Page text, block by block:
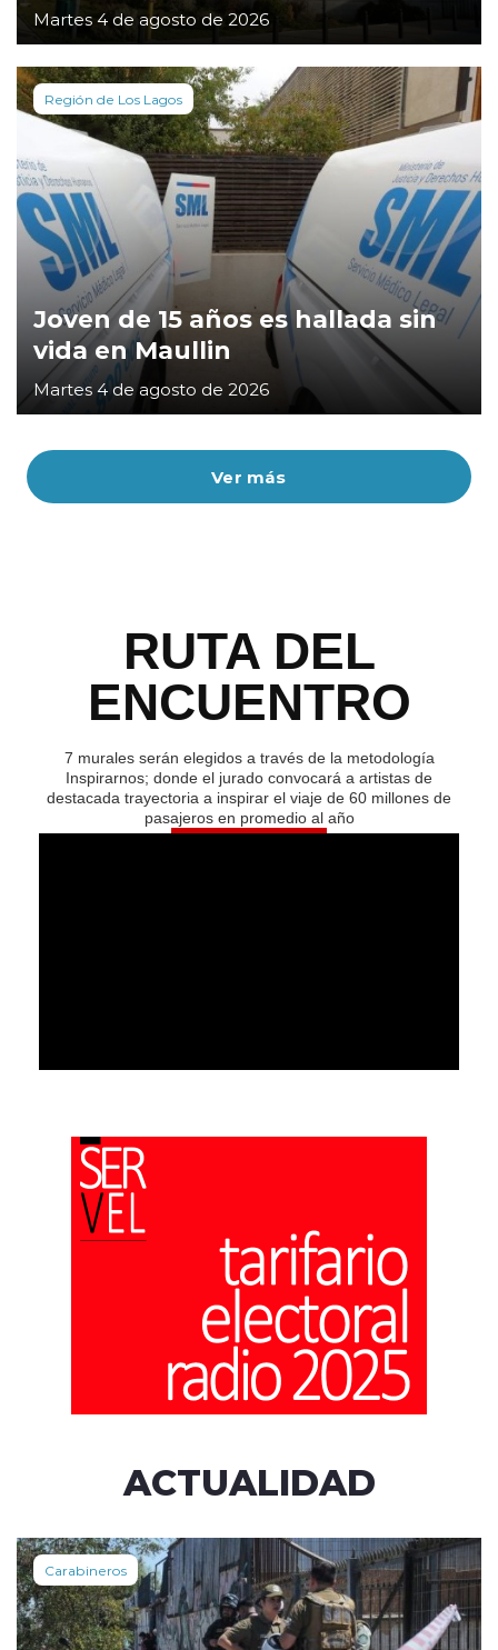
Ver más
Martes 4 de agosto de 2026
Región de Los Lagos
Joven de 15 años es hallada sin
vida en Maullin
Martes 4 de agosto de 2026
RUTA DEL
ENCUENTRO
7 murales serán elegidos a través de la metodología
Inspirarnos; donde el jurado convocará a artistas de
destacada trayectoria a inspirar el viaje de 60 millones de
pasajeros en promedio al año
ACTUALIDAD
Carabineros